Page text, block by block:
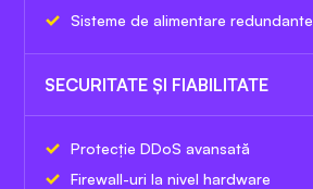
Sisteme de alimentare redundante
SECURITATE ȘI FIABILITATE
Protecție DDoS avansată
Firewall-uri la nivel hardware